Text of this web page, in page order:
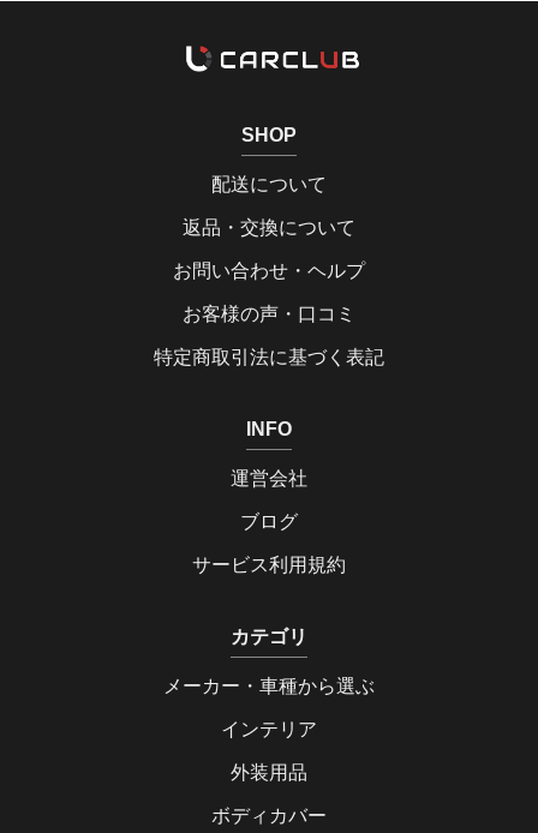
SHOP
配送について
返品・交換について
お問い合わせ・ヘルプ
お客様の声・口コミ
特定商取引法に基づく表記
INFO
運営会社
ブログ
サービス利用規約
カテゴリ
メーカー・車種から選ぶ
インテリア
外装用品
ボディカバー